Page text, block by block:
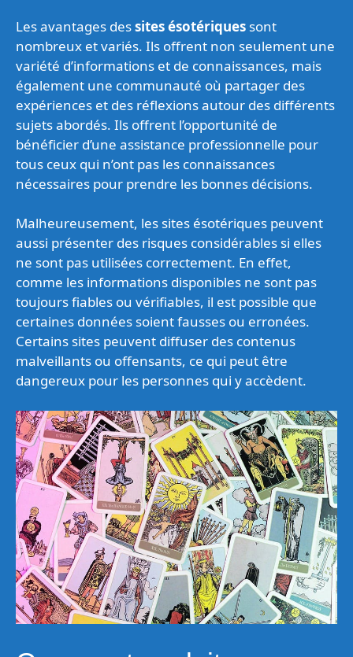
Les avantages dessites ésotériques sont
nombreux et variés. Ils offrent non seulement une
variété d’informations et de connaissances, mais
également une communauté où partager des
expériences et des réflexions autour des différents
sujets abordés. Ils offrent l’opportunité de
bénéficier d’une assistance professionnelle pour
tous ceux qui n’ont pas les connaissances
nécessaires pour prendre les bonnes décisions.
Malheureusement, les sites ésotériques peuvent
aussi présenter des risques considérables si elles
ne sont pas utilisées correctement. En effet,
comme les informations disponibles ne sont pas
toujours fiables ou vérifiables, il est possible que
certaines données soient fausses ou erronées.
Certains sites peuvent diffuser des contenus
malveillants ou offensants, ce qui peut être
dangereux pour les personnes qui y accèdent.